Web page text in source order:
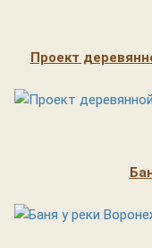
Проект